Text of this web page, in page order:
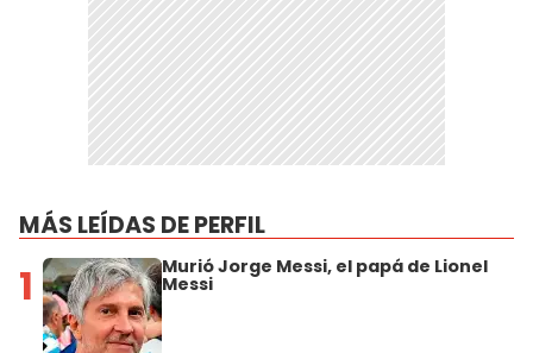
MÁS LEÍDAS DE PERFIL
1 Murió Jorge Messi, el papá de Lionel
Messi